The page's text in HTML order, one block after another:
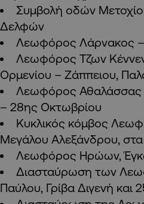
Συμβολή οδών
Δελφών
Λεωφόρος Λάρνακος –
Λεωφόρος Τζων
Ορμενίου – Ζάππειου,
Λεωφόρος Αθαλάσσας
– 28ης Οκτωβρίου
Κυκλικός κόμβος
Μεγάλου Αλεξάνδρου,
Λεωφόρος Ηρώων,
Διασταύρωση των
Παύλου, Γρίβα Διγενή και